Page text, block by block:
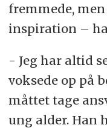
fremmede,
inspiration –
- Jeg har altid
voksede op på
måttet tage
ung alder. Han